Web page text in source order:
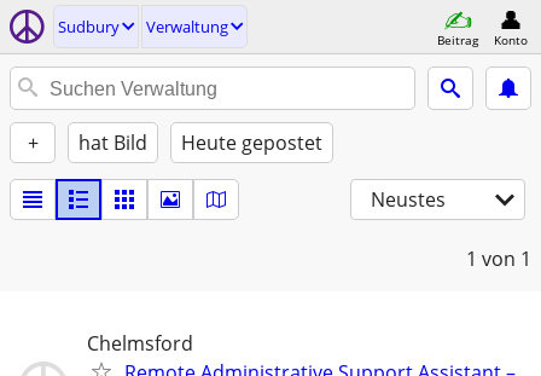
Sudbury Verwaltung
Beitrag Konto
+ hat Bild Heute gepostet
Neustes
1 von 1
Chelmsford